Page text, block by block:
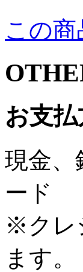
この商
お支
現金、
ード
※クレ
ます。